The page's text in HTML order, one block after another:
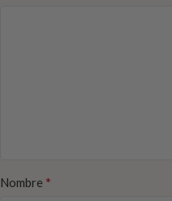
Nombre *